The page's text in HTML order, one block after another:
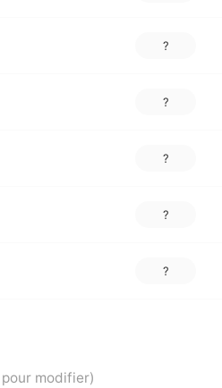
?
?
?
?
?